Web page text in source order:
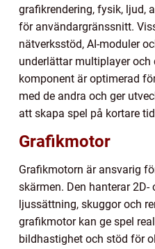
grafikrendering, fysik, ljud,
för användargränssnitt.
nätverksstöd, AI-moduler
underlättar multiplayer och
komponent är optimerad
med de andra och ger
att skapa spel på kortare
Grafikmotor
Grafikmotorn är ansvarig
skärmen. Den hanterar 2D-
ljussättning, skuggor och
grafikmotor kan ge spel
bildhastighet och stöd för